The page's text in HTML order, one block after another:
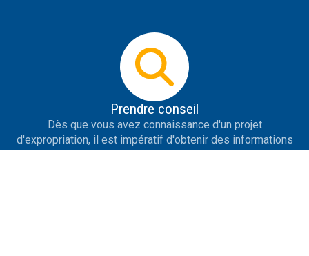
Prendre conseil
Dès que vous avez connaissance d'un projet
d'expropriation, il est impératif d'obtenir des informations